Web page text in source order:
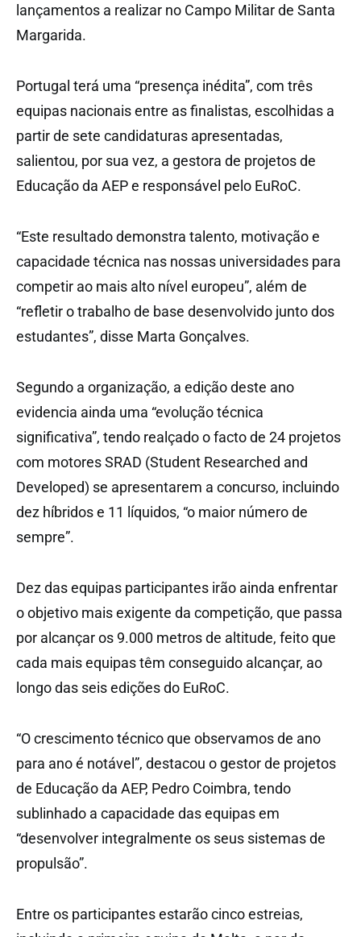
lançamentos a realizar no Campo Militar de Santa
Margarida.
Portugal terá uma “presença inédita”, com três
equipas nacionais entre as finalistas, escolhidas a
partir de sete candidaturas apresentadas,
salientou, por sua vez, a gestora de projetos de
Educação da AEP e responsável pelo EuRoC.
“Este resultado demonstra talento, motivação e
capacidade técnica nas nossas universidades para
competir ao mais alto nível europeu”, além de
“refletir o trabalho de base desenvolvido junto dos
estudantes”, disse Marta Gonçalves.
Segundo a organização, a edição deste ano
evidencia ainda uma “evolução técnica
significativa”, tendo realçado o facto de 24 projetos
com motores SRAD (Student Researched and
Developed) se apresentarem a concurso, incluindo
dez híbridos e 11 líquidos, “o maior número de
sempre”.
Dez das equipas participantes irão ainda enfrentar
o objetivo mais exigente da competição, que passa
por alcançar os 9.000 metros de altitude, feito que
cada mais equipas têm conseguido alcançar, ao
longo das seis edições do EuRoC.
“O crescimento técnico que observamos de ano
para ano é notável”, destacou o gestor de projetos
de Educação da AEP, Pedro Coimbra, tendo
sublinhado a capacidade das equipas em
“desenvolver integralmente os seus sistemas de
propulsão”.
Entre os participantes estarão cinco estreias,